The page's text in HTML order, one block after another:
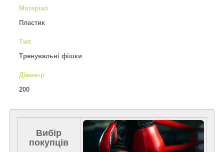
Матеріал
Пластик
Тип
Тренувальні фішки
Діаметр
200
Вибір
покупців